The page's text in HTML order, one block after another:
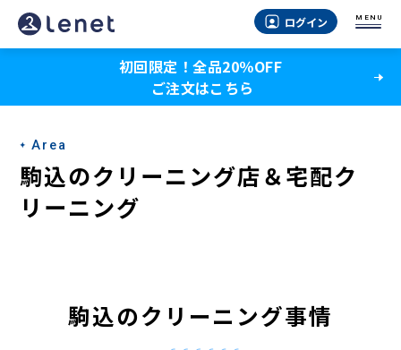
駒
込
ク
リ
ー
ログイン MENU
初回限定！全品20％OFF
ご注文はこちら
Area
駒込のクリーニング店＆宅配ク
リーニング
駒込のクリーニング事情